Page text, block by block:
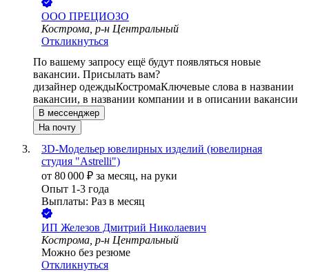
ООО ПРЕЦИОЗО
Кострома, р-н Центральный
Откликнуться
По вашему запросу ещё будут появляться новые
вакансии. Присылать вам?
дизайнер одеждыКостромаКлючевые слова в названии
вакансии, в названии компании и в описании вакансии
В мессенджер
На почту
3D-Модельер ювелирных изделий (ювелирная
студия "Astrelli")
от 80 000 ₽ за месяц, на руки
Опыт 1-3 года
Выплаты: Раз в месяц
ИП Железов Дмитрий Николаевич
Кострома, р-н Центральный
Можно без резюме
Откликнуться